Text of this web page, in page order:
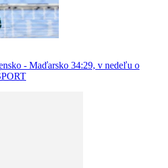
- Maďarsko 34:29, v nedeľu o